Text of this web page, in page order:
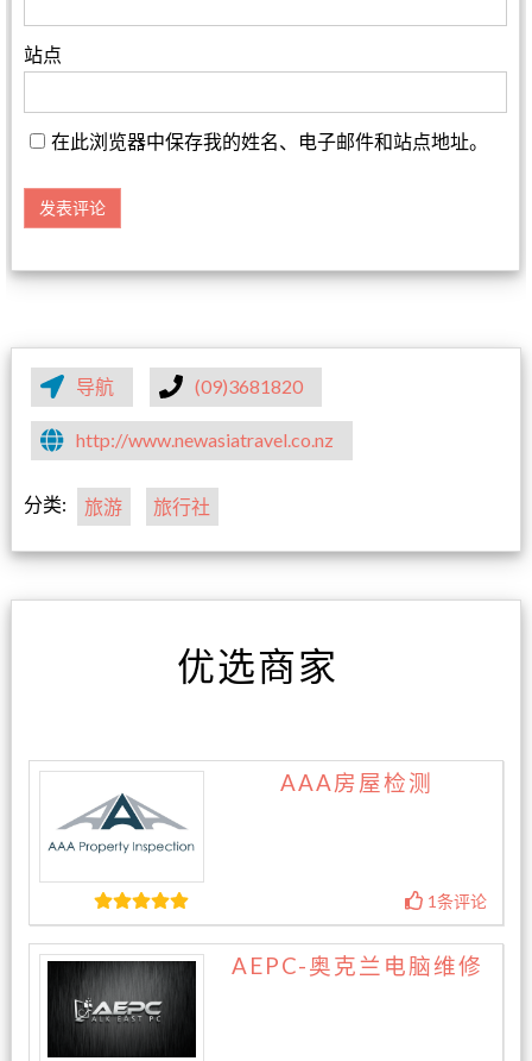
站点
在此浏览器中保存我的姓名、电子邮件和站点地址。
导航 (09)3681820
http://www.newasiatravel.co.nz
分类: 旅游 旅行社
优选商家
AAA房屋检测
1条评论
AEPC-奥克兰电脑维修